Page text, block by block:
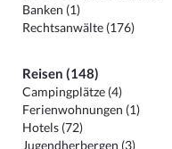
Banken (1)
Rechtsanwälte (176)
Reisen (148)
Campingplätze (4)
Ferienwohnungen (1)
Hotels (72)
Jugendherbergen (3)